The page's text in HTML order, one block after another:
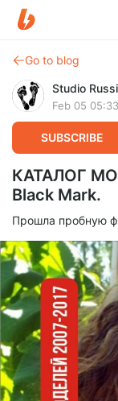
Go to blog
Studio
Feb 05 05:33
SUBSCRIBE
КАТАЛОГ
Black Mark.
Прошла пробную